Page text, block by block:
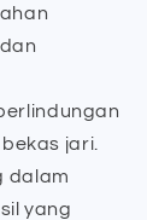
jari.
dalam
yang